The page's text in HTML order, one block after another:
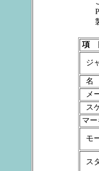
項
ジ
メ
ス
マ
モ
ス